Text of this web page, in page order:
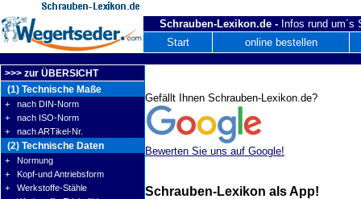
Schrauben-Lexikon.de - Infos rund um´s
Start
online bestellen
>>> zur ÜBERSICHT
(1) Technische Maße
+ nach DIN-Norm
+ nach ISO-Norm
+ nach ARTikel-Nr.
(2) Technische Daten
+ Normung
+ Kopf-und Antriebsform
+ Werkstoffe-Stähle
Gefällt Ihnen Schrauben-Lexikon.de?
Bewerten Sie uns auf Google!
Schrauben-Lexikon als App!